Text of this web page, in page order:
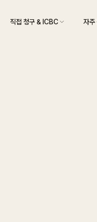
직접 청구 & ICBC 자주